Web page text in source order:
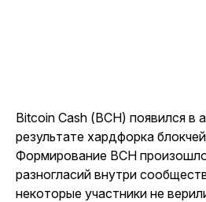
Bitcoin Cash (BCH) появился в
результате хардфорка
Формирование BCH
разногласий внутри
некоторые участники не